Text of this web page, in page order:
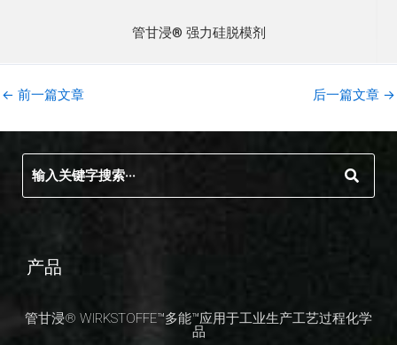
管甘浸® 强力硅脱模剂
← 前一篇文章 后一篇文章 →
产品
管甘浸® WIRKSTOFFE™多能™应用于工业生产工艺过程化学
品